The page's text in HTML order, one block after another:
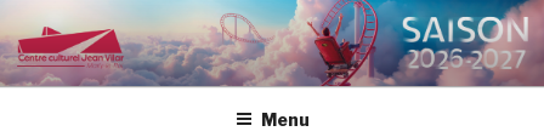
au
contenu
CENTRE CULTUREL JEAN
VILAR
Menu